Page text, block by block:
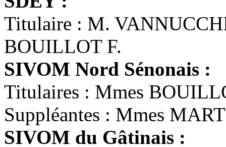
Titulaire : M.
BOUILLOT F.
SIVOM Nord Sénonais :
Titulaires : Mmes
Suppléantes : Mmes
SIVOM du Gâtinais :